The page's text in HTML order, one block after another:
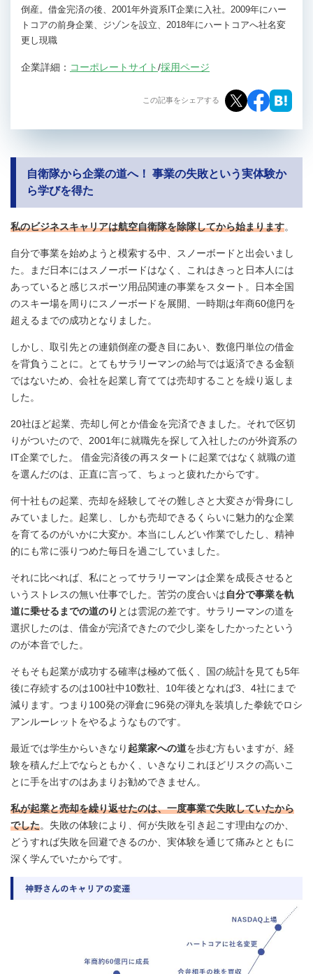
倒産。借金完済の後、2001年外資系IT企業に入社。2009年にハー
トコアの前身企業、ジゾンを設立、2018年にハートコアへ社名変
更し現職
企業詳細： コーポレートサイト/採用ページ
この記事をシェアする
自衛隊から企業の道へ！ 事業の失敗という実体験か
ら学びを得た
私のビジネスキャリアは航空自衛隊を除隊してから始まります。
自分で事業を始めようと模索する中、スノーボードと出会いまし
た。まだ日本にはスノーボードはなく、これはきっと日本人には
あっていると感じスポーツ用品関連の事業をスタート。日本全国
のスキー場を周りにスノーボードを展開、一時期は年商60億円を
超えるまでの成功となりました。
しかし、取引先との連鎖倒産の憂き目にあい、数億円単位の借金
を背負うことに。とてもサラリーマンの給与では返済できる金額
ではないため、会社を起業し育てては売却することを繰り返しま
した。
20社ほど起業、売却し何とか借金を完済できました。それで区切
りがついたので、2001年に就職先を探して入社したのが外資系の
IT企業でした。 借金完済後の再スタートに起業ではなく就職の道
を選んだのは、正直に言って、ちょっと疲れたからです。
何十社もの起業、売却を経験してその難しさと大変さが骨身にし
みていました。起業し、しかも売却できるくらいに魅力的な企業
を育てるのがいかに大変か。本当にしんどい作業でしたし、精神
的にも常に張りつめた毎日を過ごしていました。
それに比べれば、私にとってサラリーマンは企業を成長させると
いうストレスの無い仕事でした。苦労の度合いは自分で事業を軌
道に乗せるまでの道のり とは雲泥の差です。サラリーマンの道を
選択したのは、借金が完済できたので少し楽をしたかったという
のが本音でした。
そもそも起業が成功する確率は極めて低く、国の統計を見ても5年
後に存続するのは100社中10数社、10年後となれば3、4社にまで
減ります。つまり100発の弾倉に96発の弾丸を装填した拳銃でロシ
アンルーレットをやるようなものです。
最近では学生からいきなり 起業家への道を歩む方もいますが、経
験を積んだ上でならともかく、いきなりこれほどリスクの高いこ
とに手を出すのはあまりお勧めできません。
私が起業と売却を繰り返せたのは、一度事業で失敗していたから
でした。失敗の体験により、何が失敗を引き起こす理由なのか、
どうすれば失敗を回避できるのか、実体験を通じて痛みとともに
深く学んでいたからです。